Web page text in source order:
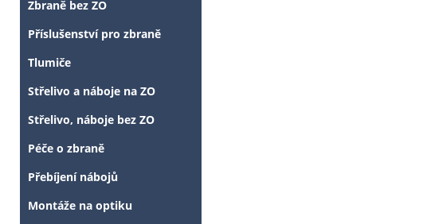
Zbraně bez ZO
Příslušenství pro zbraně
Tlumiče
Střelivo a náboje na ZO
Střelivo, náboje bez ZO
Péče o zbraně
Přebíjení nábojů
Montáže na optiku